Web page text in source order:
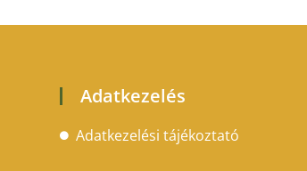
Adatkezelés
Adatkezelési tájékoztató